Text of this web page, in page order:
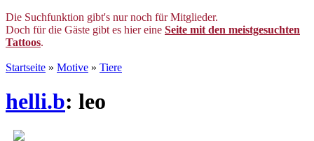
Die Suchfunktion gibt's nur noch für Mitglieder.
Doch für die Gäste gibt es hier eine Seite mit den meistgesuchten
Tattoos.
Startseite » Motive » Tiere
helli.b: leo